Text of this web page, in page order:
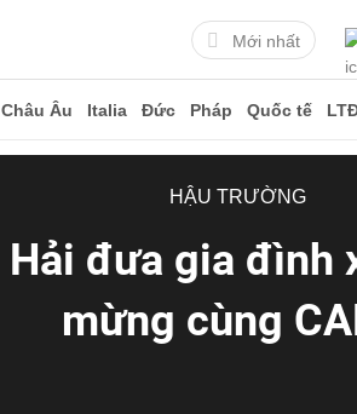
Mới nhất
Châu Âu Italia Đức Pháp Quốc tế
HẬU TRƯỜNG
Hải đưa gia đình
mừng cùng